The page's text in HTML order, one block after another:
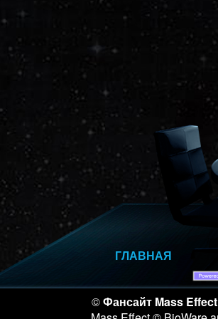
ГЛАВНАЯ
©Фансайт Mass Effect